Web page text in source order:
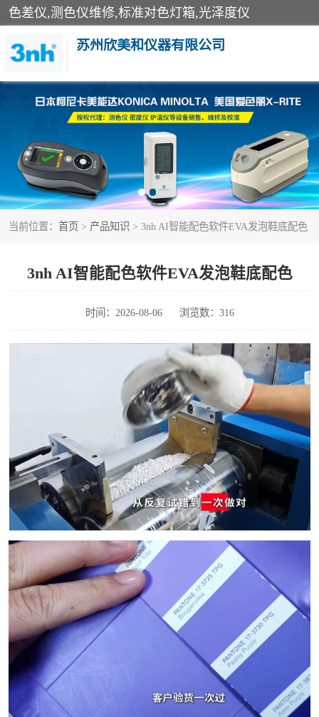
色差仪,测色仪维修,标准对色灯箱,光泽度仪
苏州欣美和仪器有限公司
当前位置： 首页 > 产品知识 > 3nh AI智能配色软件EVA发泡鞋底配色
3nh AI智能配色软件EVA发泡鞋底配色
时间：2026-08-06 浏览数：316
3nh色差仪
分光色差仪
美能达色差计
3nh分光测色仪
行业色差仪
通用仪器产品
配色软件
印刷看样台
条码扫描仪维修